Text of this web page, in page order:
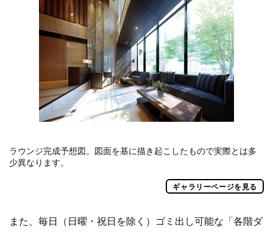
ラウンジ完成予想図。図面を基に描き起こしたもので実際とは多
少異なります。
ギャラリーページを見る
また、毎日（日曜・祝日を除く）ゴミ出し可能な「各階ダ